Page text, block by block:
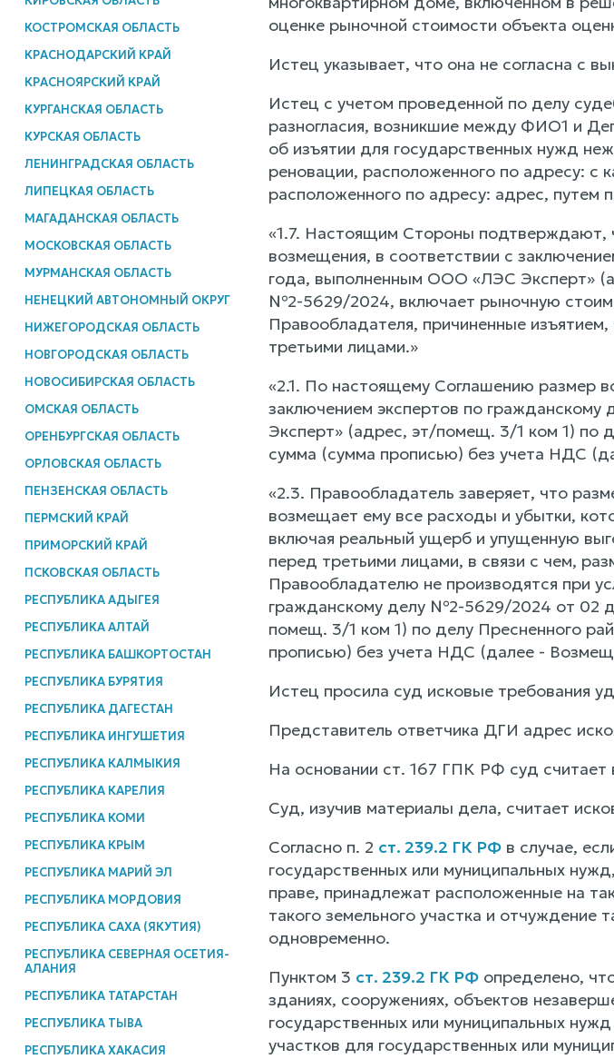
КОСТРОМСКАЯ ОБЛАСТЬ
КРАСНОДАРСКИЙ КРАЙ
КРАСНОЯРСКИЙ КРАЙ
КУРГАНСКАЯ ОБЛАСТЬ
КУРСКАЯ ОБЛАСТЬ
ЛЕНИНГРАДСКАЯ ОБЛАСТЬ
ЛИПЕЦКАЯ ОБЛАСТЬ
МАГАДАНСКАЯ ОБЛАСТЬ
МОСКОВСКАЯ ОБЛАСТЬ
МУРМАНСКАЯ ОБЛАСТЬ
НЕНЕЦКИЙ АВТОНОМНЫЙ ОКРУГ
НИЖЕГОРОДСКАЯ ОБЛАСТЬ
НОВГОРОДСКАЯ ОБЛАСТЬ
НОВОСИБИРСКАЯ ОБЛАСТЬ
ОМСКАЯ ОБЛАСТЬ
ОРЕНБУРГСКАЯ ОБЛАСТЬ
ОРЛОВСКАЯ ОБЛАСТЬ
ПЕНЗЕНСКАЯ ОБЛАСТЬ
ПЕРМСКИЙ КРАЙ
ПРИМОРСКИЙ КРАЙ
ПСКОВСКАЯ ОБЛАСТЬ
РЕСПУБЛИКА АДЫГЕЯ
РЕСПУБЛИКА АЛТАЙ
РЕСПУБЛИКА БАШКОРТОСТАН
РЕСПУБЛИКА БУРЯТИЯ
РЕСПУБЛИКА ДАГЕСТАН
РЕСПУБЛИКА ИНГУШЕТИЯ
РЕСПУБЛИКА КАЛМЫКИЯ
РЕСПУБЛИКА КАРЕЛИЯ
РЕСПУБЛИКА КОМИ
РЕСПУБЛИКА КРЫМ
РЕСПУБЛИКА МАРИЙ ЭЛ
РЕСПУБЛИКА МОРДОВИЯ
РЕСПУБЛИКА САХА (ЯКУТИЯ)
РЕСПУБЛИКА СЕВЕРНАЯ ОСЕТИЯ-
АЛАНИЯ
РЕСПУБЛИКА ТАТАРСТАН
РЕСПУБЛИКА ТЫВА
РЕСПУБЛИКА ХАКАСИЯ
оценке рыночной стоимости объекта
Истец указывает, что она не согласна с
Истец с учетом проведенной по делу
разногласия, возникшие между ФИО1 и
об изъятии для государственных нужд
реновации, расположенного по адресу:
расположенного по адресу: адрес, путем
«1.7. Настоящим Стороны подтверждают,
возмещения, в соответствии с
года, выполненным ООО «ЛЭС Эксперт»
№2-5629/2024, включает рыночную
Правообладателя, причиненные
третьими лицами.»
«2.1. По настоящему Соглашению размер
заключением экспертов по
Эксперт» (адрес, эт/помещ. 3/1 ком 1) по
сумма (сумма прописью) без учета НДС
«2.3. Правообладатель заверяет, что
возмещает ему все расходы и убытки,
включая реальный ущерб и упущенную
перед третьими лицами, в связи с чем,
Правообладателю не производятся при
гражданскому делу №2-5629/2024 от 02
помещ. 3/1 ком 1) по делу Пресненного
прописью) без учета НДС (далее -
Истец просила суд исковые требования
Представитель ответчика ДГИ адрес
На основании ст. 167 ГПК РФ суд
Суд, изучив материалы дела, считает
Согласно п. 2 ст. 239.2 ГК РФв случае,
государственных или муниципальных
праве, принадлежат расположенные на
такого земельного участка и отчуждение
одновременно.
Пунктом 3 ст. 239.2 ГК РФопределено,
зданиях, сооружениях, объектов
государственных или муниципальных
участков для государственных или